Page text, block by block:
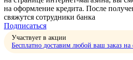
на оформление кредита. После
свяжутся сотрудники банка
Подписаться
Участвует в акции
Бесплатно доставим любой ваш заказ